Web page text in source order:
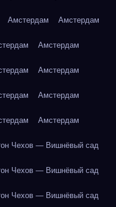
Амстердам Амстердам
Амстердам
Амстердам
Амстердам
Амстердам
Чехов — Вишнёвый сад
Чехов — Вишнёвый сад
Чехов — Вишнёвый сад